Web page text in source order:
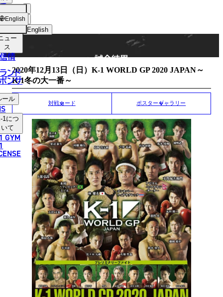
English
中文（繁體）
ไทย
العربية
ョッ
プ
ュー
ス
情
ンド
ンサ
ール
1につ
いて
GYM
English MATCH RESULT
試合結果
2020年12月13日（日）K-1 WORLD GP 2020 JAPAN～
K-1冬の大一番～
対戦カード ポスターギャラリー